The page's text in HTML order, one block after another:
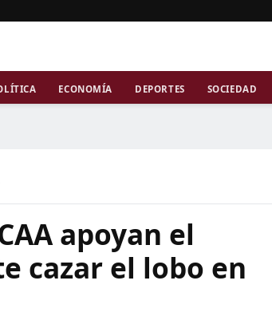
ECONOMÍA DEPORTES SOCIEDAD
apoyan el
cazar el lobo en